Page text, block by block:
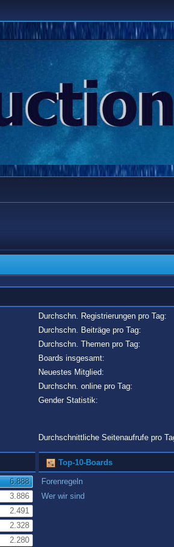
Durchschn. Registrierungen pro Tag:
Durchschn. Beiträge pro Tag:
Durchschn. Themen pro Tag:
Boards insgesamt:
Neuestes Mitglied:
Durchschn. online pro Tag:
Gender Statistik:
Durchschnittliche Seitenaufrufe pro
6.888
3.886
2.491
2.328
2.280
Top-10-Boards
Forenregeln
Wer wir sind